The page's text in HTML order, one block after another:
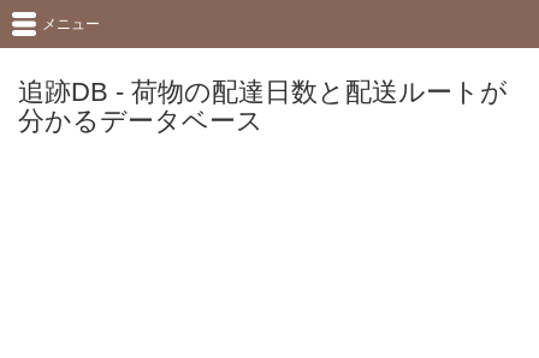
追跡DB - 荷物の配達日数と配送ルートが
分かるデータベース
メニュー